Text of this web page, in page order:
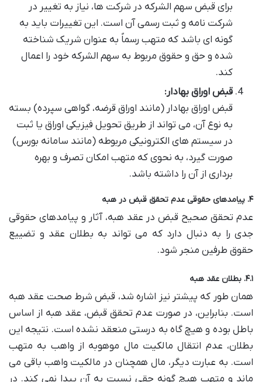
برای قبض سهم الشرکه در شرکت ها، نیاز به تغییر در
شرکت نامه و ثبت رسمی آن است. این تغییرات باید به
گونه ای باشد که متهب رسماً به عنوان شریک شناخته
شده و حق و حقوق مربوط به سهم الشرکه خود را اعمال
کند.
قبض اوراق بهادار:
قبض اوراق بهادار (مانند اوراق قرضه، گواهی سپرده) بسته
به نوع آن، می تواند از طریق تحویل فیزیکی اوراق یا ثبت
در سیستم های الکترونیکی مربوطه (مانند سامانه بورس)
صورت گیرد، به نحوی که متهب امکان تصرف و بهره
برداری از آن را داشته باشد.
۴. پیامدهای حقوقی عدم تحقق قبض در هبه
عدم تحقق صحیح قبض در عقد هبه، آثار و پیامدهای حقوقی
جدی را به دنبال دارد که می تواند به بطلان عقد و تضییع
حقوق طرفین منجر شود.
۴.۱. بطلان عقد هبه
همان طور که پیشتر نیز اشاره شد، قبض شرط صحت عقد هبه
است. بنابراین، در صورت عدم تحقق قبض، عقد هبه از اساس
باطل بوده و هیچ گاه به درستی منعقد نشده است. نتیجه این
بطلان، عدم انتقال مالکیت مال موهوبه از واهب به متهب
است. به عبارت دیگر، مال همچنان در مالکیت واهب باقی می
ماند و متهب هیچ گونه حقی نسبت به آن پیدا نمی کند. در